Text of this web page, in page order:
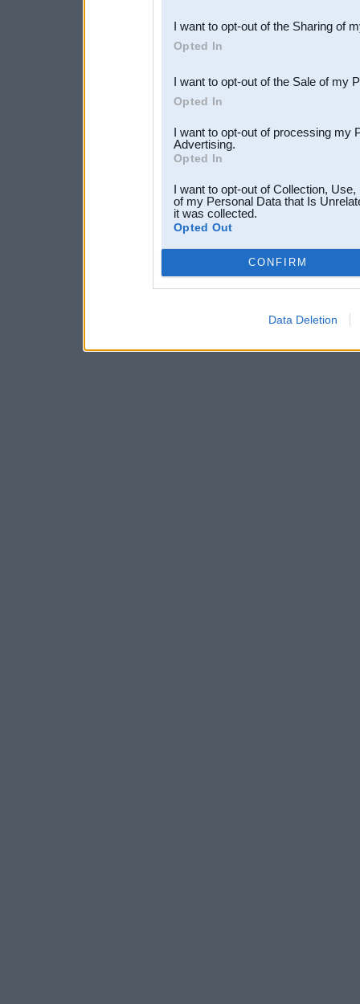
Downstream Participants
third parties.
I want to opt-out of the Sharing of
Opted In
I want to opt-out of the Sale of my
Opted In
I want to opt-out of processing my
Advertising.
Opted In
I want to opt-out of Collection,
of my Personal Data that Is
it was collected.
Opted Out
CONFIRM
Data Deletion